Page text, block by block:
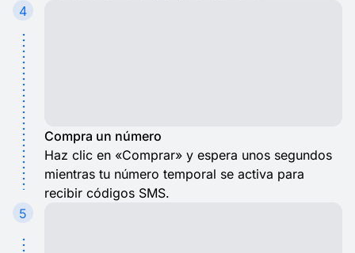
4
Compra un número
Haz clic en «Comprar» y espera unos segundos
mientras tu número temporal se activa para
recibir códigos SMS.
5